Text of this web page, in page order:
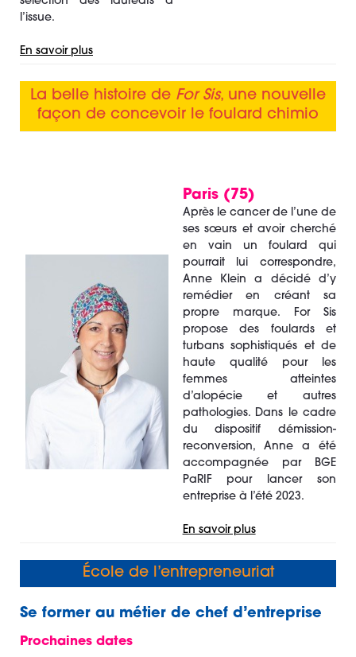
l’issue.
En savoir plus
La belle histoire de For Sis, une nouvelle
façon de concevoir le foulard chimio
Paris (75)
Après le cancer de l’une de
ses sœurs et avoir cherché
en vain un foulard qui
pourrait lui correspondre,
Anne Klein a décidé d’y
remédier en créant sa
propre marque. For Sis
propose des foulards et
turbans sophistiqués et de
haute qualité pour les
femmes atteintes
d’alopécie et autres
pathologies. Dans le cadre
du dispositif démission-
reconversion, Anne a été
accompagnée par BGE
PaRIF pour lancer son
entreprise à l’été 2023.
En savoir plus
École de l’entrepreneuriat
Se former au métier de chef d’entreprise
Prochaines dates